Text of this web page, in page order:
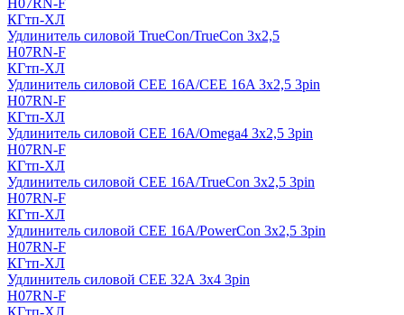
H07RN-F
КГтп-ХЛ
Удлинитель силовой TrueCon/TrueCon 3х2,5
H07RN-F
КГтп-ХЛ
Удлинитель силовой CEE 16A/CEE 16A 3х2,5 3pin
H07RN-F
КГтп-ХЛ
Удлинитель силовой CEE 16A/Omega4 3х2,5 3pin
H07RN-F
КГтп-ХЛ
Удлинитель силовой CEE 16A/TrueCon 3х2,5 3pin
H07RN-F
КГтп-ХЛ
Удлинитель силовой CEE 16A/PowerCon 3х2,5 3pin
H07RN-F
КГтп-ХЛ
Удлинитель силовой CEE 32А 3х4 3pin
H07RN-F
КГтп-ХЛ